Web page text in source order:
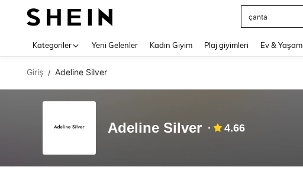
çanta
Kategoriler Yeni Gelenler Kadın Giyim Plaj giyimleri Ev & Yaşam
Giriş / Adeline Silver
Adeline Silver 4.66